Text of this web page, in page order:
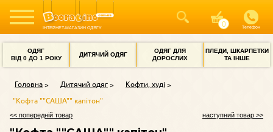
ІНТЕРНЕТ-МАГАЗИН ОДЯГУ Телефон
ОДЯГ
ВІД 0 ДО 1 РОКУ
ДИТЯЧИЙ ОДЯГ
ОДЯГ ДЛЯ
ДОРОСЛИХ
ПЛЕДИ, ШКАРПЕТКИ
ТА ІНШЕ
Головна Дитячий одяг
Кофти, худі
"Кофта ""САША"" капітон"
<< попередній товар наступний товар >>